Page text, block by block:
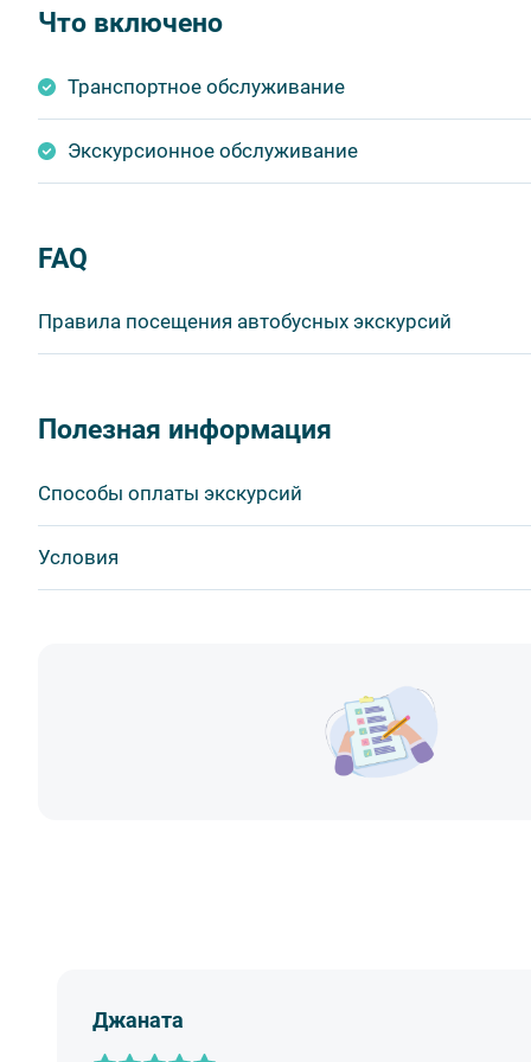
Что включено
Транспортное обслуживание
Экскурсионное обслуживание
FAQ
Правила посещения автобусных экскурсий
быть изменено на более раннее или более позднее.
в ходе проведения экскурсий и туров. Поэтому,
соблюдение которых сделает ваш отдых приятным,
1. Во время проведения автобусных экскурсий в
- употреблять пищу и напитки за исключением
- провозить острые, колющие и режущие предметы,
Полезная информация
Способы оплаты экскурсий
Условия
Джаната